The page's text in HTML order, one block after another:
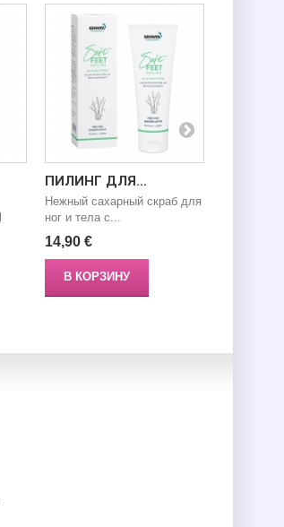
ПИЛИНГ ДЛЯ...
Нежный сахарный скраб для
ног и тела с...
14,90 €
В КОРЗИНУ